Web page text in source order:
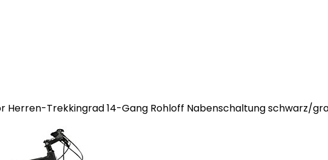
Herren-Trekkingrad 14-Gang Rohloff Nabenschaltung schwarz/